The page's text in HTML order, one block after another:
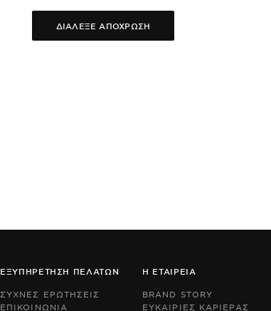
ΔΙΑΛΕΞΕ ΑΠΟΧΡΩΣΗ
ΕΞΥΠΗΡΕΤΗΣΗ ΠΕΛΑΤΩΝ
ΣΥΧΝΕΣ ΕΡΩΤΗΣΕΙΣ
ΕΠΙΚΟΙΝΩΝΙΑ
Η ΕΤΑΙΡΕΙΑ
BRAND STORY
ΕΥΚΑΙΡΙΕΣ ΚΑΡΙΕΡΑΣ